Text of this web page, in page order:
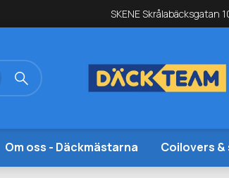
SKENE Skrålabäcksgatan
Om oss - Däckmästarna Coilovers &